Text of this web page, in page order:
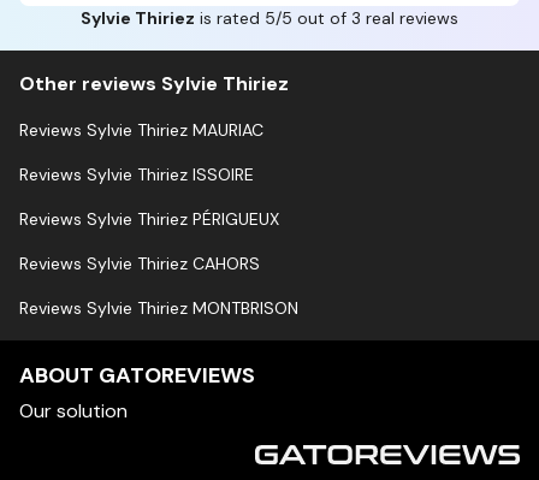
Sylvie Thiriez is rated 5/5 out of 3 real reviews
Other reviews Sylvie Thiriez
Reviews Sylvie Thiriez MAURIAC
Reviews Sylvie Thiriez ISSOIRE
Reviews Sylvie Thiriez PÉRIGUEUX
Reviews Sylvie Thiriez CAHORS
Reviews Sylvie Thiriez MONTBRISON
ABOUT GATOREVIEWS
Our solution